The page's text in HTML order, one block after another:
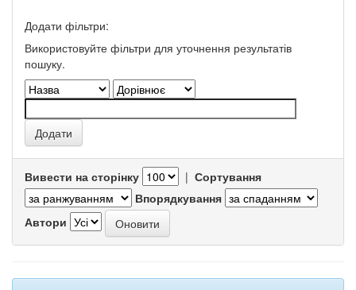
Додати фільтри:
Використовуйте фільтри для уточнення результатів
пошуку.
Вивести на сторінку | Сортування
Впорядкування
Автори